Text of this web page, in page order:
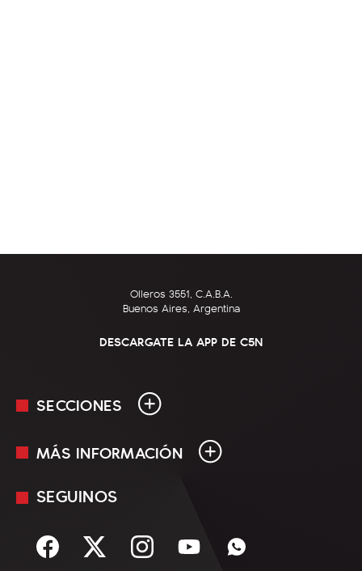
Olleros 3551, C.A.B.A.
Buenos Aires, Argentina
DESCARGATE LA APP DE C5N
SECCIONES
En Vivo
Sociedad
MÁS INFORMACIÓN
Mediakit
Términos y condiciones
SEGUINOS